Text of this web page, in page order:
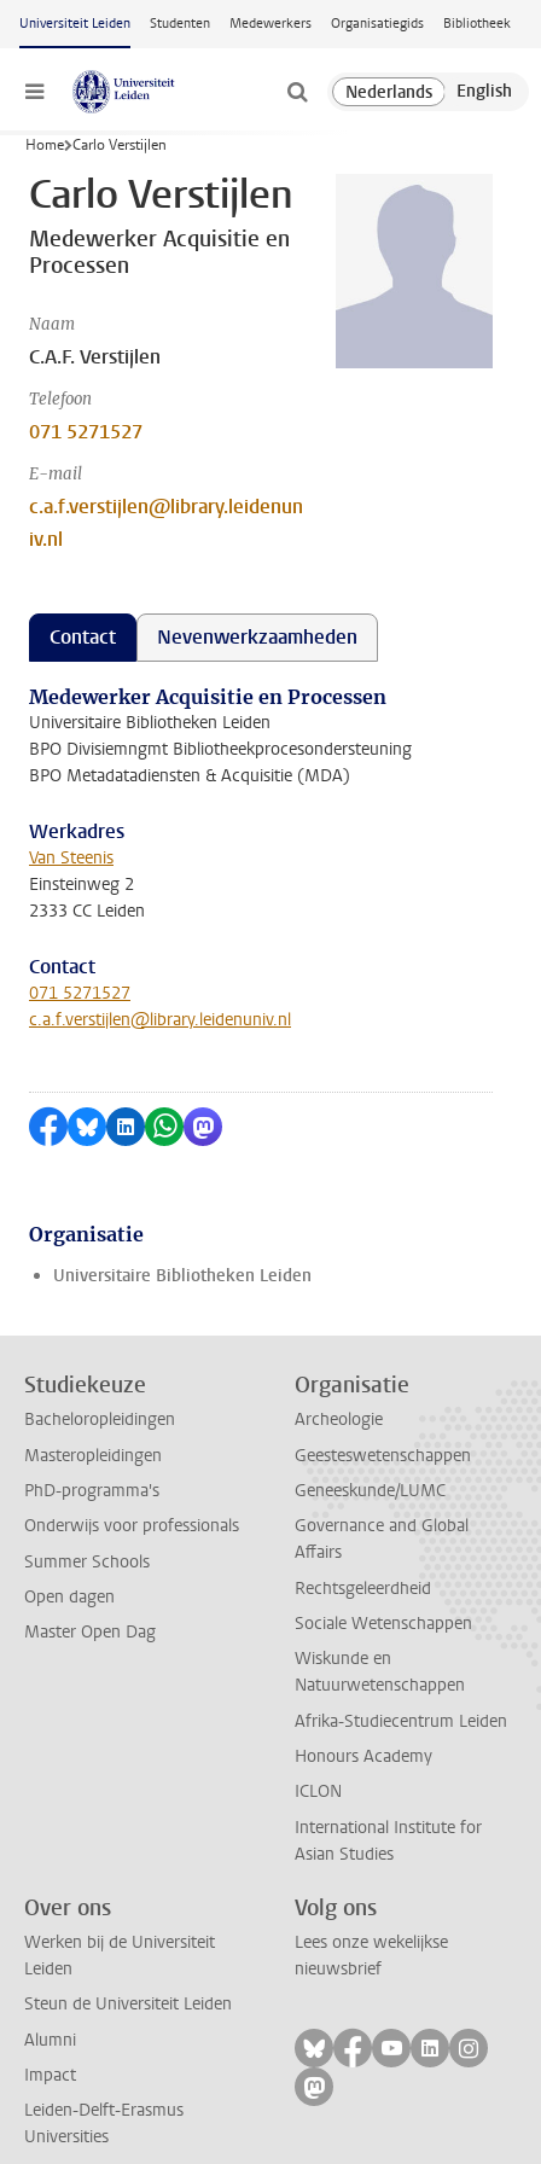
Ga naar hoofdinhoud
Universiteit Leiden Studenten Medewerkers Organisatiegids Bibliotheek
Menu
Home Carlo Verstijlen
Carlo Verstijlen
Medewerker Acquisitie en
Processen
Naam
C.A.F. Verstijlen
Telefoon
071 5271527
E-mail
c.a.f.verstijlen@library.leidenun
iv.nl
Contact Nevenwerkzaamheden
Medewerker Acquisitie en Processen
Universitaire Bibliotheken Leiden
BPO Divisiemngmt Bibliotheekprocesondersteuning
BPO Metadatadiensten & Acquisitie (MDA)
Werkadres
Van Steenis
Einsteinweg 2
2333 CC Leiden
Contact
071 5271527
c.a.f.verstijlen@library.leidenuniv.nl
Delen op Facebook
Delen via Bluesky
Delen op LinkedIn
Delen via WhatsApp
Delen via Mastodon
Organisatie
Universitaire Bibliotheken Leiden
Studiekeuze
Bacheloropleidingen
Masteropleidingen
PhD-programma's
Onderwijs voor professionals
Summer Schools
Open dagen
Master Open Dag
Organisatie
Archeologie
Geesteswetenschappen
Geneeskunde/LUMC
Governance and Global
Affairs
Rechtsgeleerdheid
Sociale Wetenschappen
Wiskunde en
Natuurwetenschappen
Afrika-Studiecentrum Leiden
Honours Academy
ICLON
International Institute for
Asian Studies
Over ons
Werken bij de Universiteit
Leiden
Steun de Universiteit Leiden
Alumni
Impact
Leiden-Delft-Erasmus
Universities
Volg ons
Lees onze wekelijkse
nieuwsbrief
Volg ons op bluesky
Volg ons op
Volg ons op
Volg ons
Volg
Volg ons op mastodon